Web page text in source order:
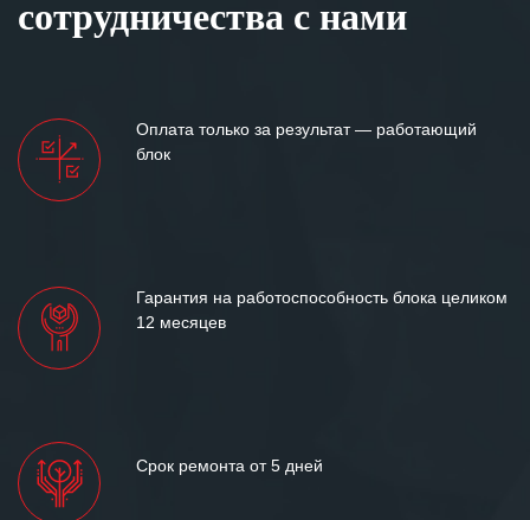
сотрудничества с нами
Оплата только за результат — работающий
блок
Гарантия на работоспособность блока целиком
12 месяцев
Срок ремонта от 5 дней